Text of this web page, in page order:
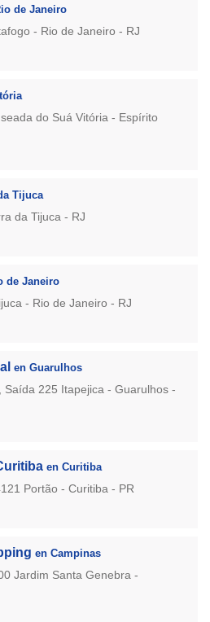
de Janeiro
- Rio de Janeiro - RJ
do Suá Vitória - Espírito
Tijuca
da Tijuca - RJ
de Janeiro
- Rio de Janeiro - RJ
en Guarulhos
Saída 225 Itapejica - Guarulhos -
en Curitiba
Portão - Curitiba - PR
en Campinas
Jardim Santa Genebra -